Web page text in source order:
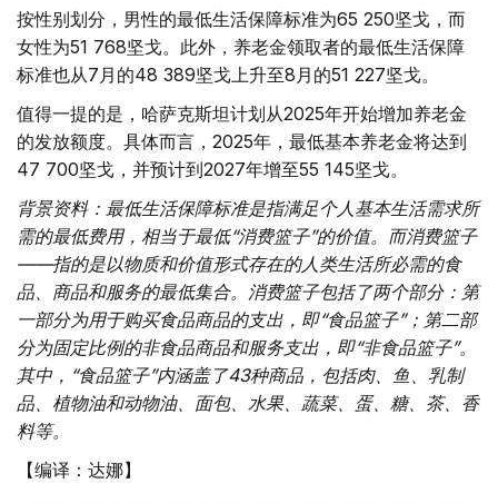
按性别划分，男性的最低生活保障标准为65 250坚戈，而
女性为51 768坚戈。此外，养老金领取者的最低生活保障
标准也从7月的48 389坚戈上升至8月的51 227坚戈。
值得一提的是，哈萨克斯坦计划从2025年开始增加养老金
的发放额度。具体而言，2025年，最低基本养老金将达到
47 700坚戈，并预计到2027年增至55 145坚戈。
背景资料：最低生活保障标准是指满足个人基本生活需求所
需的最低费用，相当于最低“消费篮子”的价值。而消费篮子
——指的是以物质和价值形式存在的人类生活所必需的食
品、商品和服务的最低集合。消费篮子包括了两个部分：第
一部分为用于购买食品商品的支出，即“食品篮子”；第二部
分为固定比例的非食品商品和服务支出，即“非食品篮子”。
其中，“食品篮子”内涵盖了43种商品，包括肉、鱼、乳制
品、植物油和动物油、面包、水果、蔬菜、蛋、糖、茶、香
料等。
【编译：达娜】